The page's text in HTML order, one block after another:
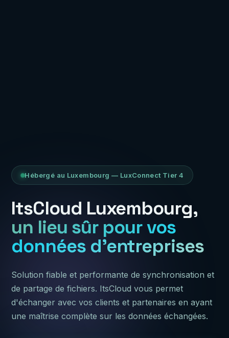
Hébergé au Luxembourg — LuxConnect Tier 4
ItsCloud Luxembourg,
un lieu sûr pour vos
données d'entreprises
Solution fiable et performante de synchronisation et
de partage de fichiers. ItsCloud vous permet
d'échanger avec vos clients et partenaires en ayant
une maîtrise complète sur les données échangées.